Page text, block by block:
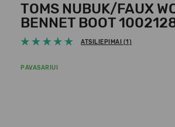
TOMS NUBUK/FAUX
BENNET BOOT
ATSILIEPIMAI (1)
PAVASARIUI